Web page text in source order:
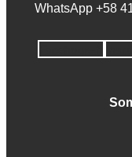
WhatsApp +58